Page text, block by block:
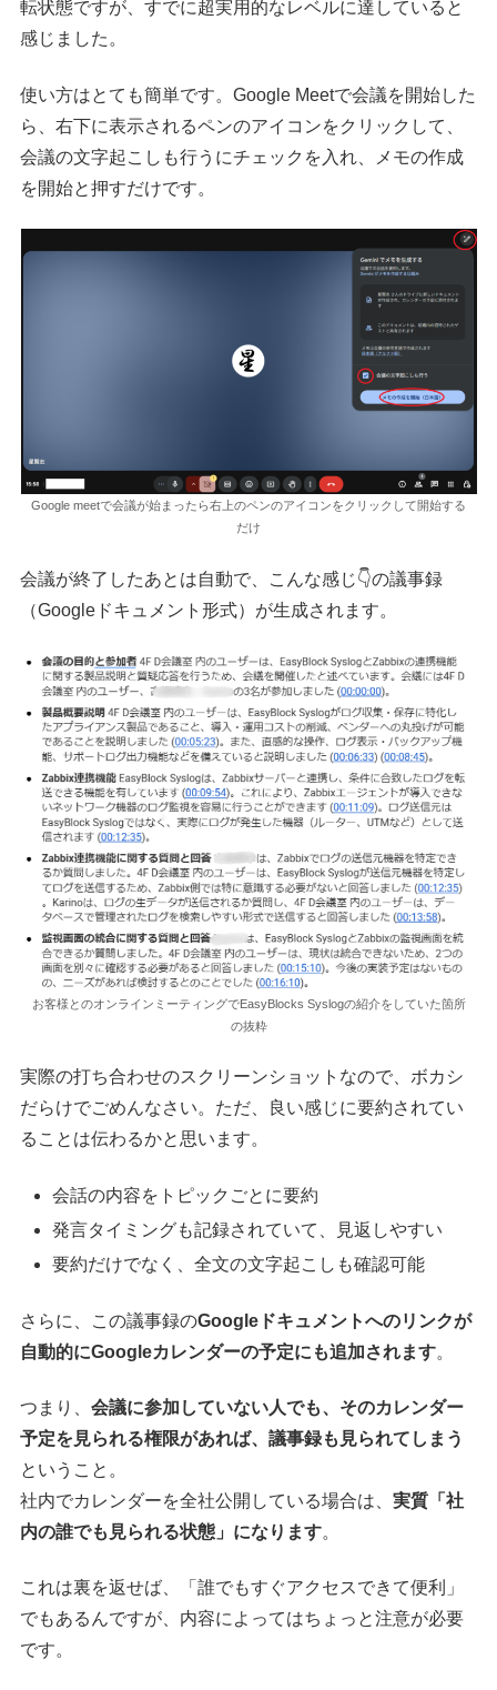
転状態ですが、すでに超実用的なレベルに達していると
感じました。
使い方はとても簡単です。Google Meetで会議を開始した
ら、右下に表示されるペンのアイコンをクリックして、
会議の文字起こしも行うにチェックを入れ、メモの作成
を開始と押すだけです。
Google meetで会議が始まったら右上のペンのアイコンをクリックして開始する
だけ
会議が終了したあとは自動で、こんな感じ👇の議事録
（Googleドキュメント形式）が生成されます。
お客様とのオンラインミーティングでEasyBlocks Syslogの紹介をしていた箇所
の抜粋
実際の打ち合わせのスクリーンショットなので、ボカシ
だらけでごめんなさい。ただ、良い感じに要約されてい
ることは伝わるかと思います。
会話の内容をトピックごとに要約
発言タイミングも記録されていて、見返しやすい
要約だけでなく、全文の文字起こしも確認可能
さらに、この議事録のGoogleドキュメントへのリンクが
自動的にGoogleカレンダーの予定にも追加されます。
つまり、会議に参加していない人でも、そのカレンダー
予定を見られる権限があれば、議事録も見られてしまう
ということ。
社内でカレンダーを全社公開している場合は、実質「社
内の誰でも見られる状態」になります。
これは裏を返せば、「誰でもすぐアクセスできて便利」
でもあるんですが、内容によってはちょっと注意が必要
です。